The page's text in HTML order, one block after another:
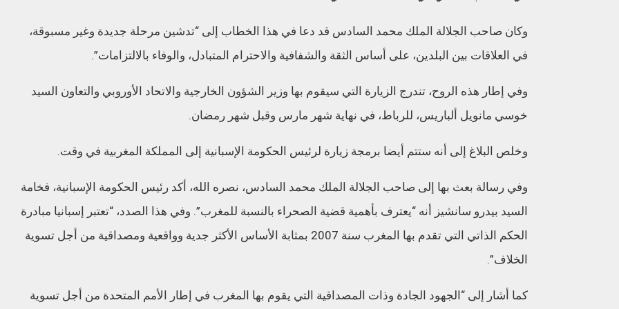
وكان صاحب الجلالة الملك محمد السادس قد دعا في هذا الخطاب إلى “تدشين مرحلة جديدة وغير مسبوقة،
في العلاقات بين البلدين، على أساس الثقة والشفافية والاحترام المتبادل، والوفاء بالالتزامات”.
وفي إطار هذه الروح، تندرج الزيارة التي سيقوم بها وزير الشؤون الخارجية والاتحاد الأوروبي والتعاون السيد
خوسي مانويل ألباريس، للرباط، في نهاية شهر مارس وقبل شهر رمضان.
وخلص البلاغ إلى أنه ستتم أيضا برمجة زيارة لرئيس الحكومة الإسبانية إلى المملكة المغربية في وقت.
وفي رسالة بعث بها إلى صاحب الجلالة الملك محمد السادس، نصره الله، أكد رئيس الحكومة الإسبانية، فخامة
السيد بيدرو سانشيز أنه “يعترف بأهمية قضية الصحراء بالنسبة للمغرب”. وفي هذا الصدد، “تعتبر إسبانيا مبادرة
الحكم الذاتي التي تقدم بها المغرب سنة 2007 بمثابة الأساس الأكثر جدية وواقعية ومصداقية من أجل تسوية
الخلاف”.
كما أشار إلى “الجهود الجادة وذات المصداقية التي يقوم بها المغرب في إطار الأمم المتحدة من أجل تسوية